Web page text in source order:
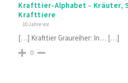
Krafttier-Alphabet - Kräuter,
Krafttiere
10 Jahre vor
[…] Krafttier Graureiher: In… […]
0